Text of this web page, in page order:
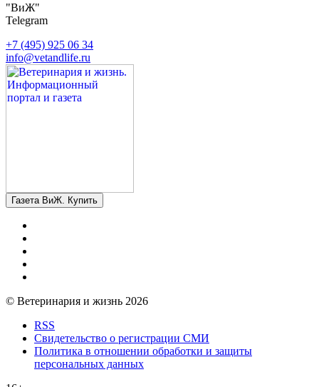
"ВиЖ"
Telegram
+7 (495) 925 06 34
info@vetandlife.ru
Газета ВиЖ. Купить
© Ветеринария и жизнь 2026
RSS
Свидетельство о регистрации СМИ
Политика в отношении обработки и защиты
персональных данных